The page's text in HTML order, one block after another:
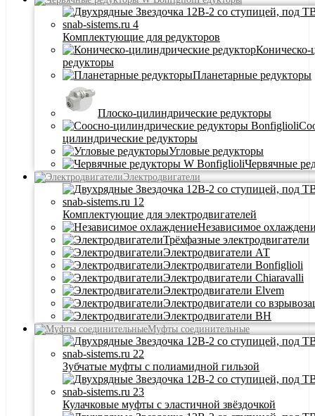
Комплектующие для редукторов
Коническо-
редукторы
Планетарные редукторы
Плоско-цилиндрические редукторы
цилиндрические редукторы
Угловые редукторы
Червячные
Электродвигатели
Комплектующие для электродвигателей
Независимое
Трёхфазные электродвигатели
Электродвигатели АТ
Электродвигатели Bonfiglioli
Электродвигатели Chiaravalli
Электродвигатели Elvem
Электродвигатели со
Электродвигатели BH
Муфты соединительные
Зубчатые муфты с полиамидной гильзой
Кулачковые муфты с эластичной звёздочкой